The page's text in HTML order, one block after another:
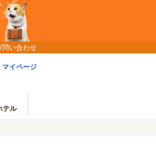
問い合わせ
マイページ
テル